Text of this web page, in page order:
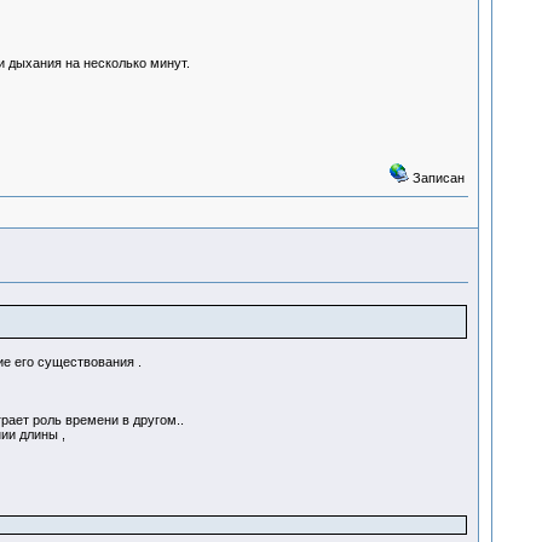
на несколько минут.
Записан
его существования .
роль времени в другом..
длины ,